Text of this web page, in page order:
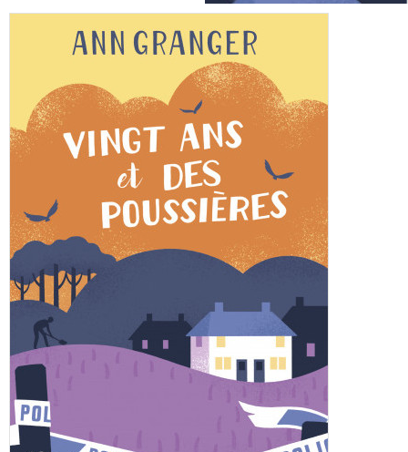
« Le Vent dand les Saules » - Une Belle Histoire !
Yoshi and the mysterious book